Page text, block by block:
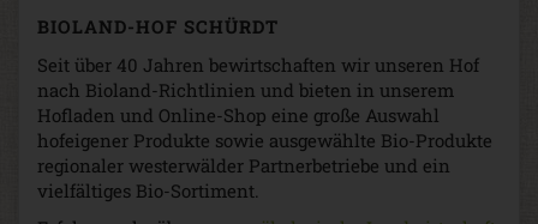
BIOLAND-HOF SCHÜRDT
Seit über 40 Jahren bewirtschaften wir unseren Hof
nach Bioland-Richtlinien und bieten in unserem
Hofladen und Online-Shop eine große Auswahl
hofeigener Produkte sowie ausgewählte Bio-Produkte
regionaler westerwälder Partnerbetriebe und ein
vielfältiges Bio-Sortiment.